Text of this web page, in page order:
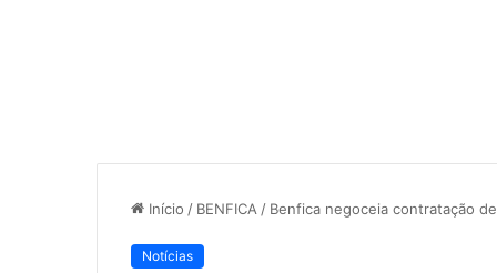
Início / BENFICA / Benfica negoceia contratação
Notícias